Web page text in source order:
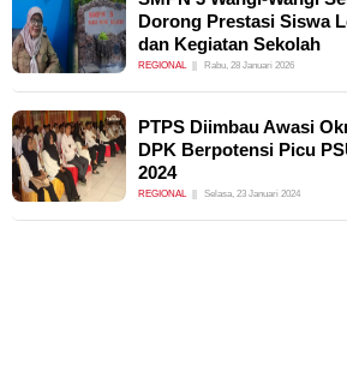
Dorong Prestasi Siswa
dan Kegiatan Sekolah
REGIONAL Rabu, 28 Januari 2026
PTPS Diimbau Awasi
DPK Berpotensi Picu
2024
REGIONAL Selasa, 23 Januari 2024